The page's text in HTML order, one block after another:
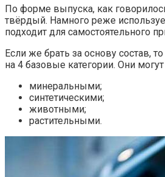
По форме выпуска, как
твёрдый. Намного реже
подходит для самостоятельного
Если же брать за основу состав,
на 4 базовые категории. Они
минеральными;
синтетическими;
животными;
растительными.